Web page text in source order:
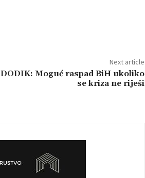
Next article
DODIK: Moguć raspad BiH ukoliko
se kriza ne riješi